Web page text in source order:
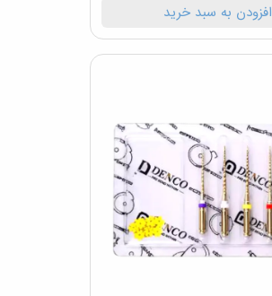
افزودن به سبد خرید